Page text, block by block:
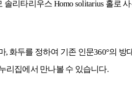
, 화두를 정하여 기존 인문360°의 방
리집에서 만나볼 수 있습니다.